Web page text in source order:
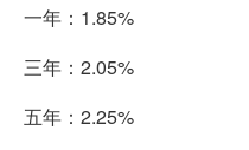
一年：1.85%
三年：2.05%
五年：2.25%